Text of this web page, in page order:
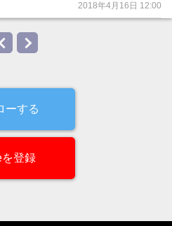
2018年4月16日 12:00
ーする
登録